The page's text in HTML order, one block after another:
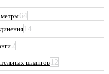
64
14
2
шлангов 12